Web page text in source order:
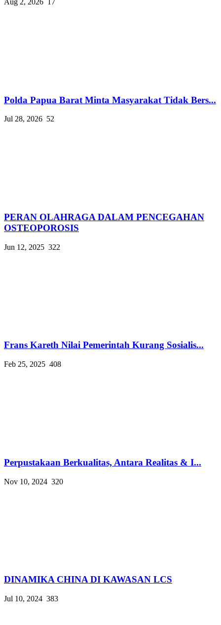
Polda Papua Barat Minta Masyarakat Tidak Bers...
Jul 28, 2026 52
PERAN OLAHRAGA DALAM PENCEGAHAN
OSTEOPOROSIS
Jun 12, 2025 322
Frans Kareth Nilai Pemerintah Kurang Sosialis...
Feb 25, 2025 408
Perpustakaan Berkualitas, Antara Realitas & I...
Nov 10, 2024 320
DINAMIKA CHINA DI KAWASAN LCS
Jul 10, 2024 383